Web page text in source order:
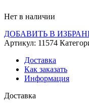
Нет в наличии
ДОБАВИТЬ В
Артикул: 11574
Доставка
Как заказать
Информация
Доставка